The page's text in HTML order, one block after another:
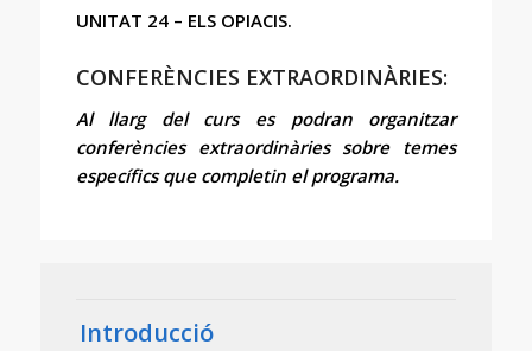
UNITAT 24 – ELS OPIACIS.
CONFERÈNCIES EXTRAORDINÀRIES:
Al llarg del curs es podran organitzar
conferències extraordinàries sobre temes
específics que completin el programa.
Introducció